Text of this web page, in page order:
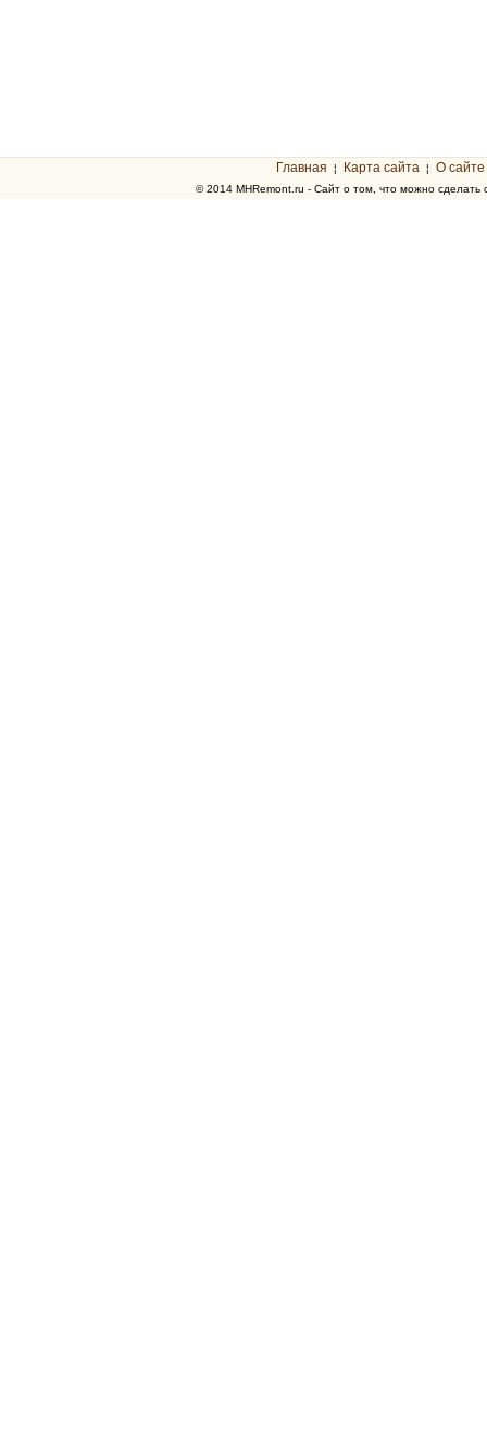
Главная ¦ Карта сайта ¦ О сайте
© 2014 MHRemont.ru - Сайт о том, что можно сделать